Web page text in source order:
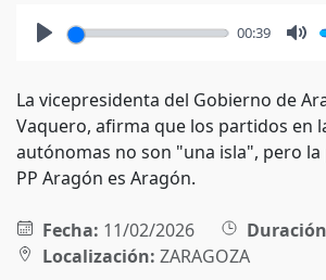
00:39
La vicepresidenta del Gobierno de
Vaquero, afirma que los partidos en
autónomas no son "una isla", pero
PP Aragón es Aragón.
Fecha: 11/02/2026
Localización: ZARAGOZA